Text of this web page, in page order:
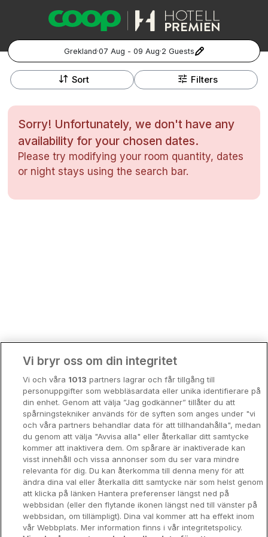
Grekland·07 Aug - 09 Aug·2 Guests
Popular Destinations:
Stockholm
Göteborg
Sort Filters
+
−
Sorry! Unfortunately, we don't have any
availability for your chosen dates.
Please try modifying your room quantity, dates
or night stays using the search bar.
Kontakta ossVanliga frågorAllmänna villkor
Gift VouchersCoop.se Manage Preferences
Storstadsweekend
Hotellrum under 995 kr
Spahotell
Sydsverige
Om Hotellpremien
Nya hotell
Stadsweekend
Vi bryr oss om din integritet
Vi och våra 1013 partners lagrar och får tillgång till
personuppgifter som webbläsardata eller unika identifierare på
din enhet. Genom att välja ”Jag godkänner” tillåter du att
spårningstekniker används för de syften som anges under "vi
och våra partners behandlar data för att tillhandahålla", medan
du genom att välja "Avvisa alla" eller återkallar ditt samtycke
kommer att inaktivera dem. Om spårare är inaktiverade kan
visst innehåll och vissa annonser som du ser vara mindre
relevanta för dig. Du kan återkomma till denna meny för att
ändra dina val eller återkalla ditt samtycke när som helst genom
att klicka på länken Hantera preferenser längst ned på
webbsidan (eller den flytande ikonen längst ned till vänster på
webbsidan, om tillämpligt). Dina val kommer att ha effekt inom
vår Webbplats. Mer information finns i vår integritetspolicy.